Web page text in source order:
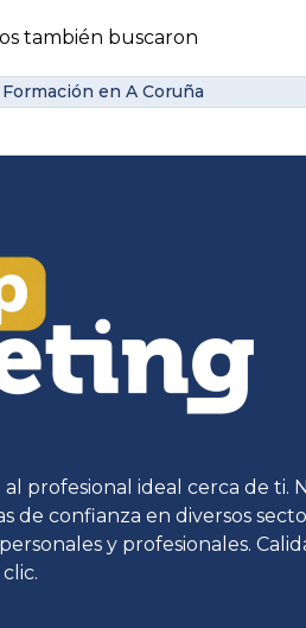
también buscaron
Formación en A Coruña
profesional ideal cerca de ti.
de confianza en diversos
y profesionales.